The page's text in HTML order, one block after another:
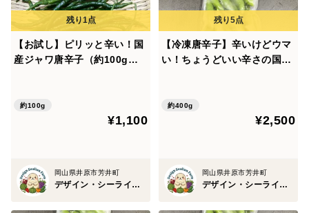
【お試し】ピリッと辛い！国
産ジャワ唐辛子（約100g）
約100g
¥1,100
岡山県井原市芳井町
デザイン・シーライオン・ファーム
【冷凍唐辛子】辛いけどウマ
い！ちょうどいい辛さの国産
約400g
¥2,500
岡山県井原市芳井町
デザイン・シーライオン・ファーム